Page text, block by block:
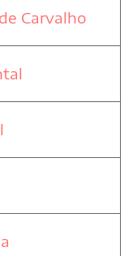
Carvalho